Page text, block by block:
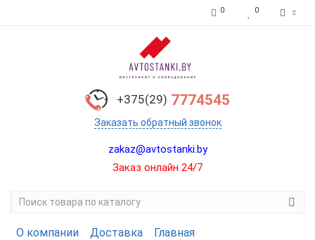
0 0
+375(29) 7774545
Заказать обратный звонок
zakaz@avtostanki.by
Заказ онлайн 24/7
О компании Доставка Главная